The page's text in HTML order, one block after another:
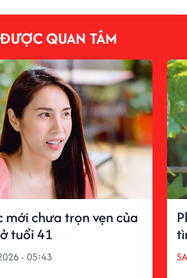
ĐƯỢC QUAN TÂM
mới chưa trọn vẹn của
tuổi 41
- 05:43